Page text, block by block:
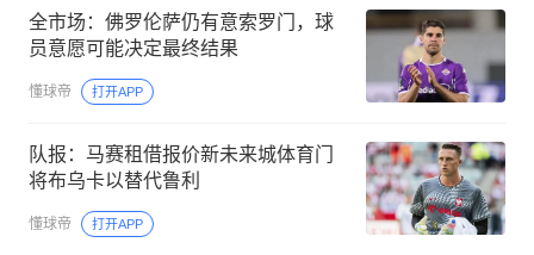
全市场：佛罗伦萨仍有意索罗门，球
员意愿可能决定最终结果
懂球帝 打开APP
队报：马赛租借报价新未来城体育门
将布乌卡以替代鲁利
懂球帝 打开APP